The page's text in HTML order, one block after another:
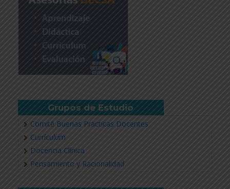
Grupos de Estudio
Comité Buenas Practicas Docentes
Currículum
Docencia Clínica
Pensamiento y Racionalidad